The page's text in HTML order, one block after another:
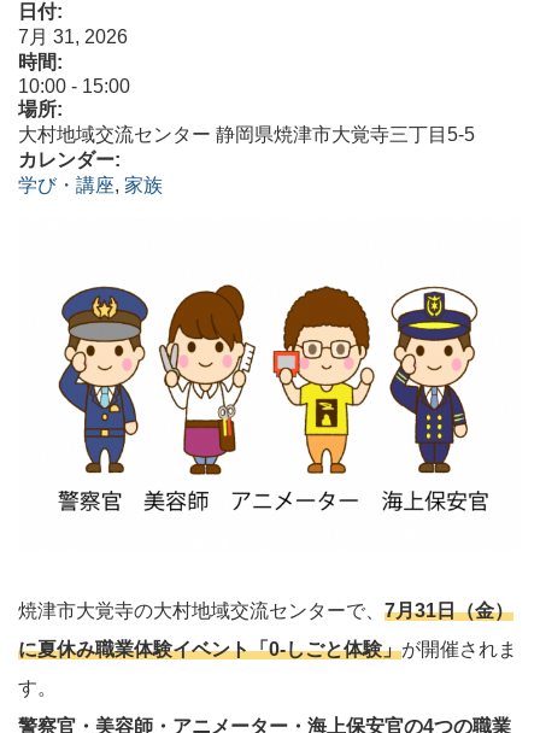
日付:
7月 31, 2026
時間:
10:00 - 15:00
場所:
大村地域交流センター 静岡県焼津市大覚寺三丁目5-5
カレンダー:
学び・講座, 家族
焼津市大覚寺の大村地域交流センターで、 7月31日（金）
に夏休み職業体験イベント「0-しごと体験」が開催されま
す。
警察官・美容師・アニメーター・海上保安官の4つの職業